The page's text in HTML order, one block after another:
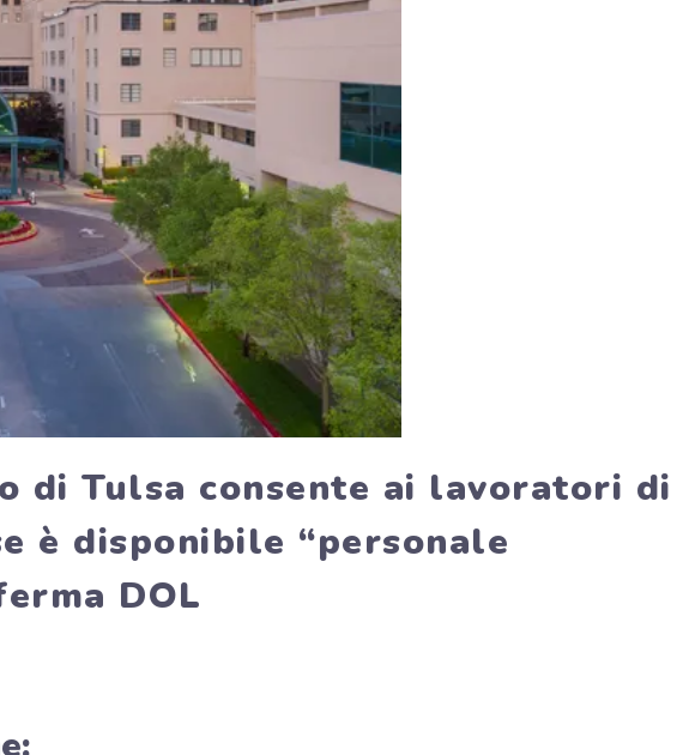
di Tulsa consente ai lavoratori di
è disponibile “personale
DOL